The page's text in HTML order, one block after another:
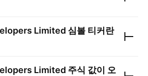
Limited 심볼 티커란
Limited 주식 값이 오